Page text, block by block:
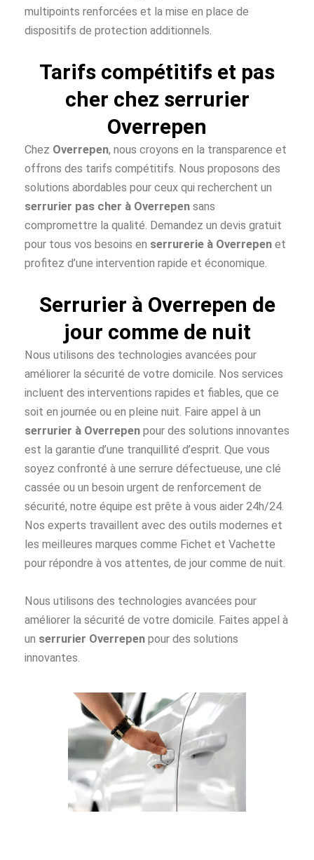
multipoints renforcées et la mise en place de
dispositifs de protection additionnels.
Tarifs compétitifs et pas
cher chez serrurier
Overrepen
Chez Overrepen, nous croyons en la transparence et
offrons des tarifs compétitifs. Nous proposons des
solutions abordables pour ceux qui recherchent un
serrurier pas cher à Overrepen sans
compromettre la qualité. Demandez un devis gratuit
pour tous vos besoins en serrurerie à Overrepen et
profitez d’une intervention rapide et économique.
Serrurier à Overrepen de
jour comme de nuit
Nous utilisons des technologies avancées pour
améliorer la sécurité de votre domicile. Nos services
incluent des interventions rapides et fiables, que ce
soit en journée ou en pleine nuit. Faire appel à un
serrurier à Overrepen pour des solutions innovantes
est la garantie d’une tranquillité d’esprit. Que vous
soyez confronté à une serrure défectueuse, une clé
cassée ou un besoin urgent de renforcement de
sécurité, notre équipe est prête à vous aider 24h/24.
Nos experts travaillent avec des outils modernes et
les meilleures marques comme Fichet et Vachette
pour répondre à vos attentes, de jour comme de nuit.
Nous utilisons des technologies avancées pour
améliorer la sécurité de votre domicile. Faites appel à
un serrurier Overrepen pour des solutions
innovantes.